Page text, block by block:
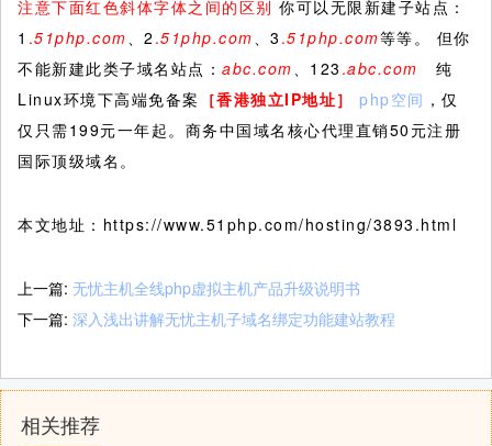
注意下面红色斜体字体之间的区别 你可以无限新建子站点：
1 .51php.com、2 .51php.com、3 .51php.com等等。 但你
不能新建此类子域名站点： abc.com、123 .abc.com
纯
Linux环境下高端免备案 ［香港独立IP地址］ php空间 ，仅
仅只需199元一年起。商务中国域名核心代理直销50元注册
国际顶级域名。
本文地址：https://www.51php.com/hosting/3893.html
上一篇: 无忧主机全线php虚拟主机产品升级说明书
下一篇: 深入浅出讲解无忧主机子域名绑定功能建站教程
相关推荐